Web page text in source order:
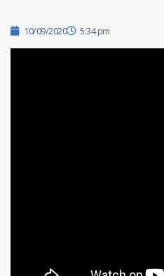
10/09/2020 5:34 pm